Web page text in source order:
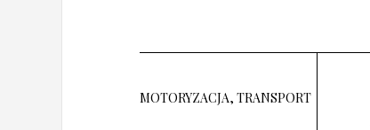
MOTORYZACJA, TRANSPORT